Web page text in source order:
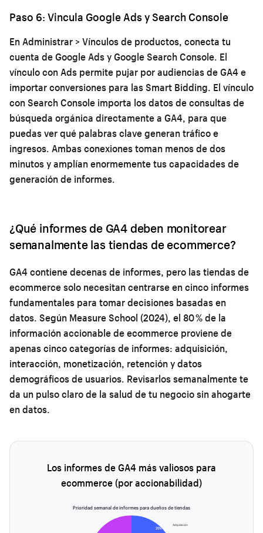
Paso 6: Vincula Google Ads y Search Console
En Administrar > Vínculos de productos, conecta tu
cuenta de Google Ads y Google Search Console. El
vínculo con Ads permite pujar por audiencias de GA4 e
importar conversiones para las Smart Bidding. El vínculo
con Search Console importa los datos de consultas de
búsqueda orgánica directamente a GA4, para que
puedas ver qué palabras clave generan tráfico e
ingresos. Ambas conexiones toman menos de dos
minutos y amplían enormemente tus capacidades de
generación de informes.
¿Qué informes de GA4 deben monitorear
semanalmente las tiendas de ecommerce?
GA4 contiene decenas de informes, pero las tiendas de
ecommerce solo necesitan centrarse en cinco informes
fundamentales para tomar decisiones basadas en
datos. Según Measure School (2024), el 80 % de la
información accionable de ecommerce proviene de
apenas cinco categorías de informes: adquisición,
interacción, monetización, retención y datos
demográficos de usuarios. Revisarlos semanalmente te
da un pulso claro de la salud de tu negocio sin ahogarte
en datos.
Los informes de GA4 más valiosos para
ecommerce (por accionabilidad)
Prioridad semanal de informes para dueños de tiendas
25%
Adquisición